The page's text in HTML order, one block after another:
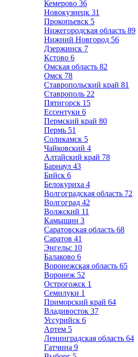
Кемерово 36
Новокузнецк 31
Прокопьевск 5
Нижегородская область 89
Нижний Новгород 56
Дзержинск 7
Кстово 6
Омская область 82
Омск 78
Ставропольский край 81
Ставрополь 22
Пятигорск 15
Ессентуки 6
Пермский край 80
Пермь 51
Соликамск 5
Чайковский 4
Алтайский край 78
Барнаул 43
Бийск 6
Белокуриха 4
Волгоградская область 72
Волгоград 42
Волжский 11
Камышин 3
Саратовская область 68
Саратов 41
Энгельс 10
Балаково 6
Воронежская область 65
Воронеж 52
Острогожск 1
Семилуки 1
Приморский край 64
Владивосток 37
Уссурийск 6
Артем 5
Ленинградская область 64
Гатчина 9